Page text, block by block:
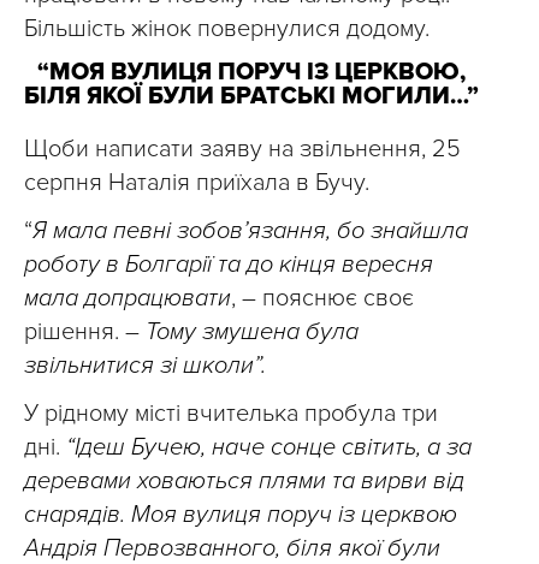
Більшість жінок повернулися додому.
“МОЯ ВУЛИЦЯ ПОРУЧ ІЗ ЦЕРКВОЮ,
БІЛЯ ЯКОЇ БУЛИ БРАТСЬКІ МОГИЛИ…”
Щоби написати заяву на звільнення, 25
серпня Наталія приїхала в Бучу.
“Я мала певні зобов’язання, бо знайшла
роботу в Болгарії та до кінця вересня
мала допрацювати, – пояснює своє
рішення. – Тому змушена була
звільнитися зі школи”.
У рідному місті вчителька пробула три
дні. “Ідеш Бучею, наче сонце світить, а за
деревами ховаються плями та вирви від
снарядів. Моя вулиця поруч із церквою
Андрія Первозванного, біля якої були